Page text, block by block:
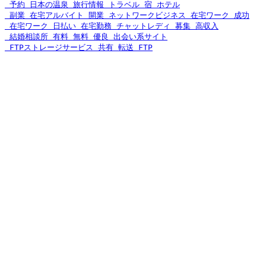
予約 日本の温泉 旅行情報 トラベル 宿 ホテル
副業 在宅アルバイト 開業 ネットワークビジネス 在宅ワーク 成功
在宅ワーク 日払い 在宅勤務 チャットレディ 募集 高収入
結婚相談所 有料 無料 優良 出会い系サイト
FTPストレージサービス 共有 転送 FTP